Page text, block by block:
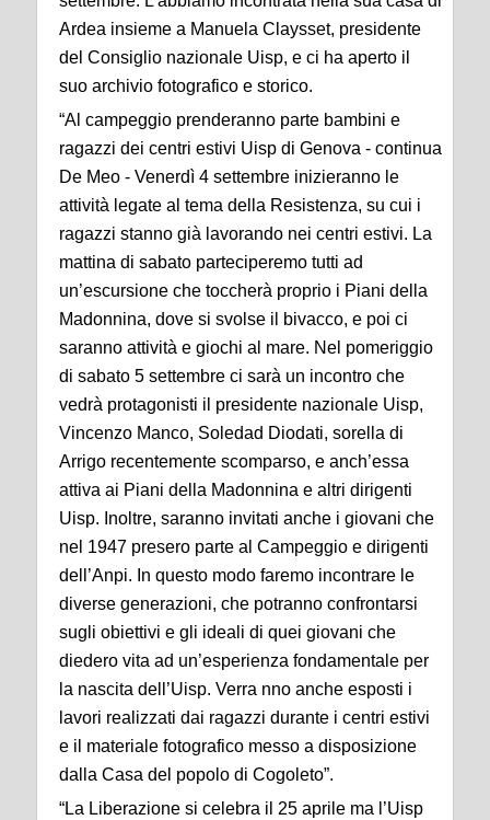
Ardea insieme a Manuela Claysset, presidente
del Consiglio nazionale Uisp, e ci ha aperto il
suo archivio fotografico e storico.
“Al campeggio prenderanno parte bambini e
ragazzi dei centri estivi Uisp di Genova - continua
De Meo - Venerdì 4 settembre inizieranno le
attività legate al tema della Resistenza, su cui i
ragazzi stanno già lavorando nei centri estivi. La
mattina di sabato parteciperemo tutti ad
un’escursione che toccherà proprio i Piani della
Madonnina, dove si svolse il bivacco, e poi ci
saranno attività e giochi al mare. Nel pomeriggio
di sabato 5 settembre ci sarà un incontro che
vedrà protagonisti il presidente nazionale Uisp,
Vincenzo Manco, Soledad Diodati, sorella di
Arrigo recentemente scomparso, e anch’essa
attiva ai Piani della Madonnina e altri dirigenti
Uisp. Inoltre, saranno invitati anche i giovani che
nel 1947 presero parte al Campeggio e dirigenti
dell’Anpi. In questo modo faremo incontrare le
diverse generazioni, che potranno confrontarsi
sugli obiettivi e gli ideali di quei giovani che
diedero vita ad un’esperienza fondamentale per
la nascita dell’Uisp. Verra nno anche esposti i
lavori realizzati dai ragazzi durante i centri estivi
e il materiale fotografico messo a disposizione
dalla Casa del popolo di Cogoleto”.
“La Liberazione si celebra il 25 aprile ma l’Uisp